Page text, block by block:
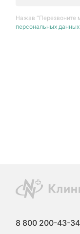
Нажав “Перезвоните
персональных данных
8 800 200-43-34